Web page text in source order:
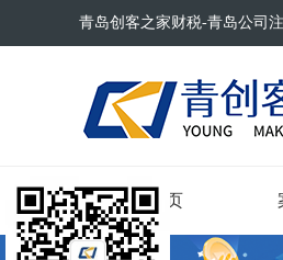
青岛创客之家财税-青岛公司
网站首页